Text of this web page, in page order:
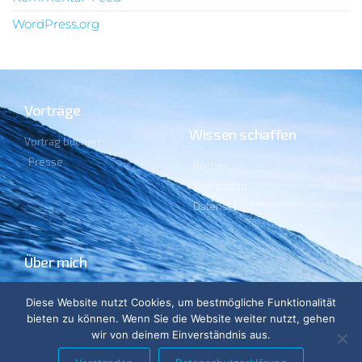
WordPress.org
Vorträge
Vortrag buchen
Presse
Wissen schaffen
Datenschutz
Über mich
Ehrenämter
Diese Website nutzt Cookies, um bestmögliche Funktionalität
bieten zu können. Wenn Sie die Website weiter nutzt, gehen
wir von deinem Einverständnis aus.